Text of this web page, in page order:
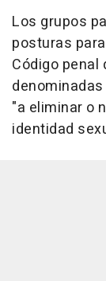
Los grupos
posturas
Código
"a eliminar o
identidad